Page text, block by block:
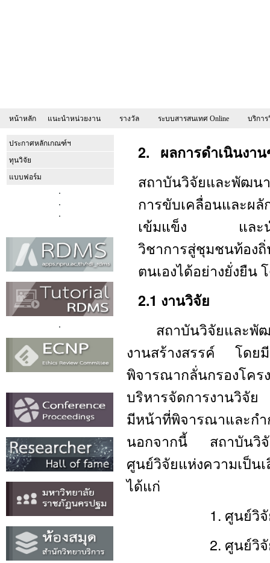
หน้าหลัก แนะนำหน่วยงาน รางวัล ระบบสารสนเทศ Online บริกา
ประกาศหลักเกณฑ์ฯ
ทุนวิจัย
แบบฟอร์ม
2. ผลการดำเนินงา
สถาบันวิจัยและพัฒ
การขับเคลื่อนและผ
เข้มแข็ง และนำอ
วิชาการสู่ชุมชนท้อง
ตนเองได้อย่างยั่งยืน
2.1 งานวิจัย
สถาบันวิจัยและพัฒน
งานสร้างสรรค์ โดย
พิจารณากลั่นกรองโค
บริหารจัดการงานวิจั
มีหน้าที่พิจารณาและกำ
นอกจากนี้ สถาบันวิ
ศูนย์วิจัยแห่งความเป็น
ได้แก่
1. ศูนย์วิจัยแห่งค
2. ศูนย์วิจัยเพื่อ